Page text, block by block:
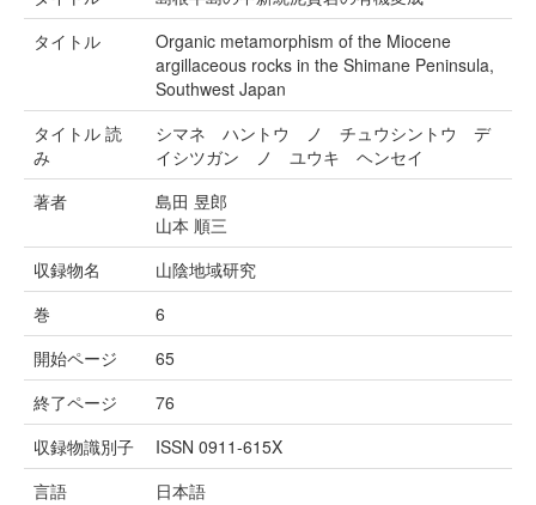
タイトル
Organic metamorphism of the Miocene
argillaceous rocks in the Shimane Peninsula,
Southwest Japan
タイトル 読
み
シマネ ハントウ ノ チュウシントウ デ
イシツガン ノ ユウキ ヘンセイ
著者
島田 昱郎
山本 順三
収録物名
山陰地域研究
巻
6
開始ページ
65
終了ページ
76
収録物識別子
ISSN 0911-615X
言語
日本語